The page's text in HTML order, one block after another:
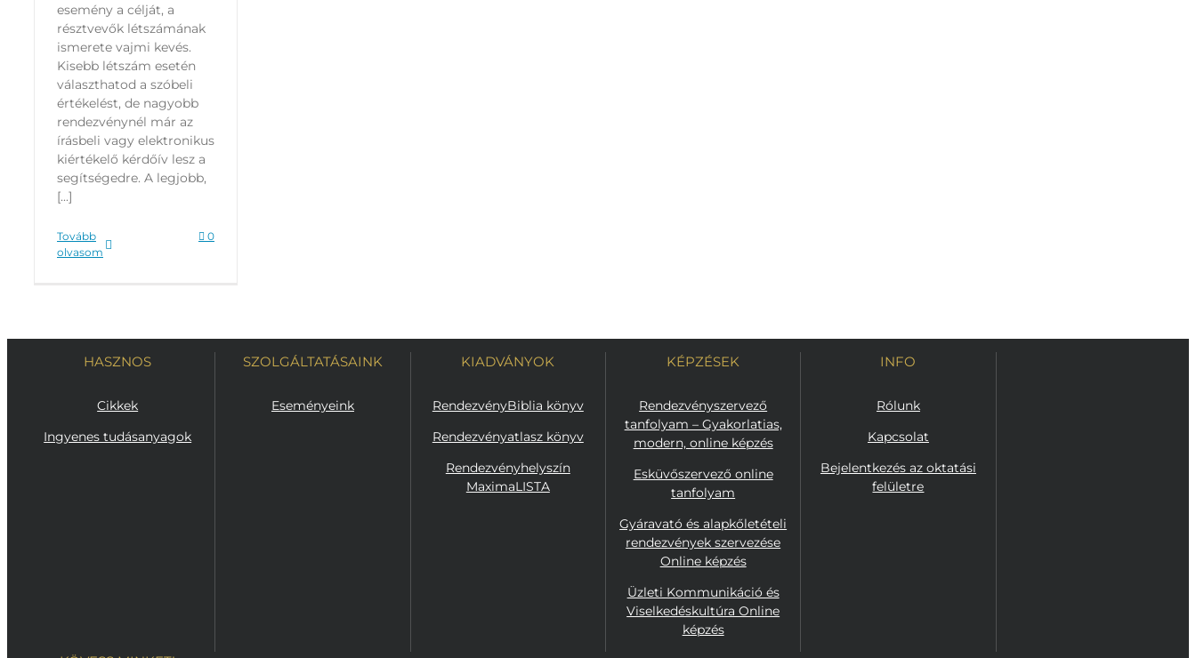
esemény a célját, a
résztvevők létszámának
ismerete vajmi kevés.
Kisebb létszám esetén
választhatod a szóbeli
értékelést, de nagyobb
rendezvénynél már az
írásbeli vagy elektronikus
kiértékelő kérdőív lesz a
segítségedre. A legjobb,
[...]
Tovább
olvasom
0
HASZNOS
Cikkek
Ingyenes tudásanyagok
SZOLGÁLTATÁSAINK
Eseményeink
KIADVÁNYOK
RendezvényBiblia könyv
Rendezvényatlasz könyv
Rendezvényhelyszín
MaximaLISTA
KÉPZÉSEK
Rendezvényszervező
tanfolyam – Gyakorlatias,
modern, online képzés
Esküvőszervező online
tanfolyam
Gyáravató és alapkőletételi
rendezvények szervezése
Online képzés
Üzleti Kommunikáció és
Viselkedéskultúra Online
képzés
INFO
Rólunk
Kapcsolat
Bejelentkezés az oktatási
felületre